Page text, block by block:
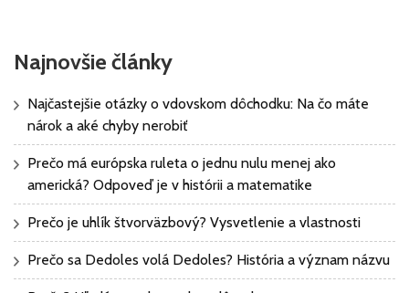
Najnovšie články
Najčastejšie otázky o vdovskom dôchodku: Na čo máte
nárok a aké chyby nerobiť
Prečo má európska ruleta o jednu nulu menej ako
americká? Odpoveď je v histórii a matematike
Prečo je uhlík štvorväzbový? Vysvetlenie a vlastnosti
Prečo sa Dedoles volá Dedoles? História a význam názvu